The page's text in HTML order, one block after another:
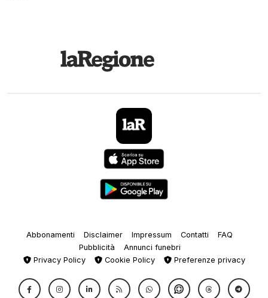
Abbonamenti Disclaimer Impressum Contatti
FAQ
Pubblicità
Annunci funebri
Privacy Policy
Cookie Policy Preferenze privacy